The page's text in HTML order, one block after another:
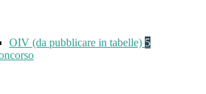
OIV (da pubblicare in tabelle) 5